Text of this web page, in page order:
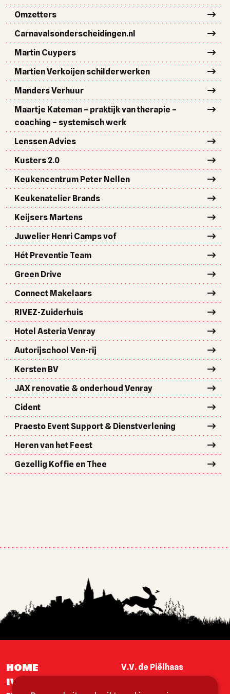
Omzetters
Carnavalsonderscheidingen.nl
Martin Cuypers
Martien Verkoijen schilderwerken
Manders Verhuur
Maartje Kateman – praktijk van therapie –
coaching – systemisch werk
Lenssen Advies
Kusters 2.0
Keukencentrum Peter Nellen
Keukenatelier Brands
Keijsers Martens
Juwelier Henri Camps vof
Hét Preventie Team
Green Drive
Connect Makelaars
RIVEZ-Zuiderhuis
Hotel Asteria Venray
Autorijschool Ven-rij
Kersten BV
JAX renovatie & onderhoud Venray
Cident
Praesto Event Support & Dienstverlening
Heren van het Feest
Gezellig Koffie en Thee
HOME
IVVENEMENTE
V.V. de Piëlhaas